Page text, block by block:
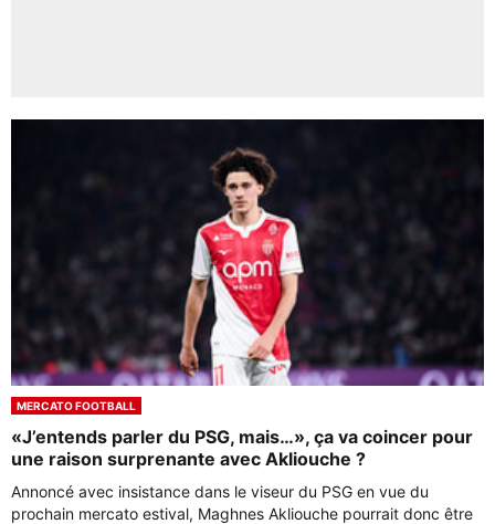
MERCATO FOOTBALL
«J’entends parler du PSG, mais…», ça va coincer pour
une raison surprenante avec Akliouche ?
Annoncé avec insistance dans le viseur du PSG en vue du
prochain mercato estival, Maghnes Akliouche pourrait donc être